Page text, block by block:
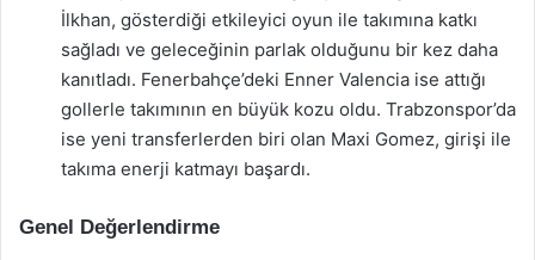
İlkhan, gösterdiği etkileyici oyun ile takımına katkı
sağladı ve geleceğinin parlak olduğunu bir kez daha
kanıtladı. Fenerbahçe’deki Enner Valencia ise attığı
gollerle takımının en büyük kozu oldu. Trabzonspor’da
ise yeni transferlerden biri olan Maxi Gomez, girişi ile
takıma enerji katmayı başardı.
Genel Değerlendirme